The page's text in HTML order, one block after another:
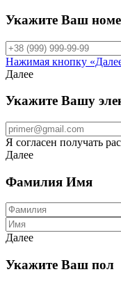
Укажите Ваш
Нажимая кнопку
Далее
Укажите Вашу
Я согласен получать
Далее
Фамилия Имя
Далее
Укажите Ваш пол